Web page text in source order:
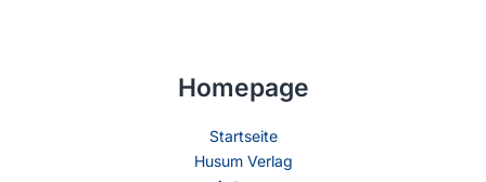
Homepage
Startseite
Husum Verlag